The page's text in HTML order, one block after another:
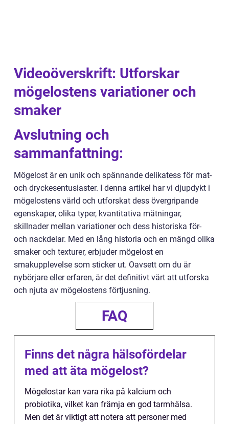
Videoöverskrift: Utforskar
mögelostens variationer och
smaker
Avslutning och
sammanfattning:
Mögelost är en unik och spännande delikatess för mat-
och dryckesentusiaster. I denna artikel har vi djupdykt i
mögelostens värld och utforskat dess övergripande
egenskaper, olika typer, kvantitativa mätningar,
skillnader mellan variationer och dess historiska för-
och nackdelar. Med en lång historia och en mängd olika
smaker och texturer, erbjuder mögelost en
smakupplevelse som sticker ut. Oavsett om du är
nybörjare eller erfaren, är det definitivt värt att utforska
och njuta av mögelostens förtjusning.
FAQ
Finns det några hälsofördelar
med att äta mögelost?
Mögelostar kan vara rika på kalcium och
probiotika, vilket kan främja en god tarmhälsa.
Men det är viktigt att notera att personer med